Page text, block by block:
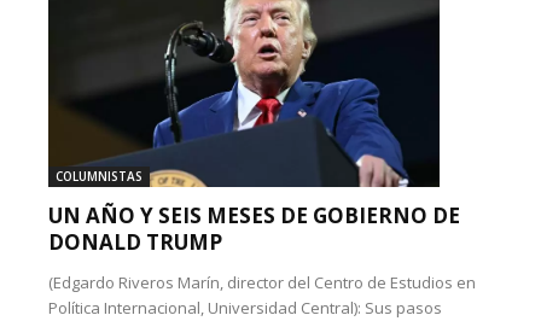
COLUMNISTAS
UN AÑO Y SEIS MESES DE GOBIERNO DE
DONALD TRUMP
(Edgardo Riveros Marín, director del Centro de Estudios en
Política Internacional, Universidad Central): Sus pasos